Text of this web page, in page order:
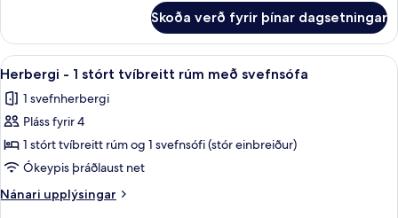
manns
Standard-
herbergi
Skoða verð fyrir þínar dagsetningar
Skoða
allar
myndir
fyrir
Herbergi
-
1
stórt
Herbergi - 1 stórt tvíbreitt rúm með
9
Herbergi - 1 stórt tvíbreitt rúm með svefnsófa
1 svefnherbergi
Pláss fyrir 4
1 stórt tvíbreitt rúm og 1 svefnsófi (stór einbreiður)
Ókeypis þráðlaust net
Nánari upplýsingar
Nánari